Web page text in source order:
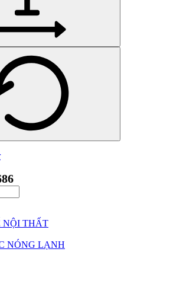
NỘI THẤT
NÓNG LẠNH